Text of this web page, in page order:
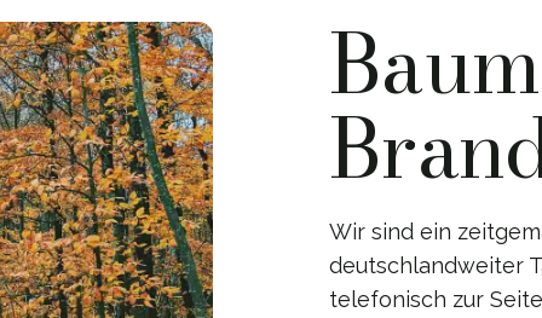
Wir sind ein
deutschlandweiter
telefonisch zur